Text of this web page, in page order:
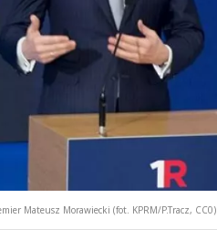
Mateusz Morawiecki (fot. KPRM/P.Tracz, CC0)